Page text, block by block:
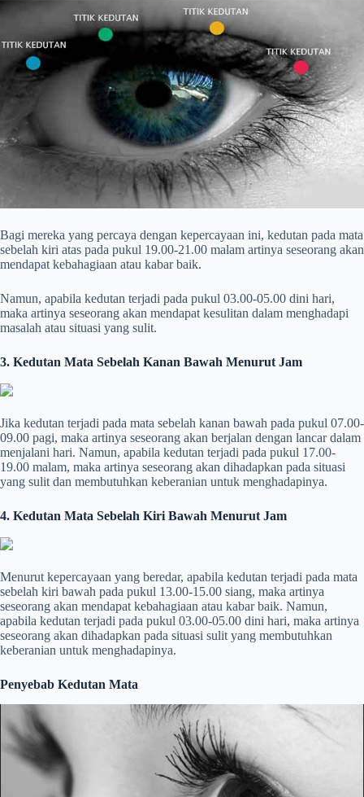
Bagi mereka yang percaya dengan kepercayaan ini, kedutan pada mata
sebelah kiri atas pada pukul 19.00-21.00 malam artinya seseorang akan
mendapat kebahagiaan atau kabar baik.
Namun, apabila kedutan terjadi pada pukul 03.00-05.00 dini hari,
maka artinya seseorang akan mendapat kesulitan dalam menghadapi
masalah atau situasi yang sulit.
3. Kedutan Mata Sebelah Kanan Bawah Menurut Jam
Jika kedutan terjadi pada mata sebelah kanan bawah pada pukul 07.00-
09.00 pagi, maka artinya seseorang akan berjalan dengan lancar dalam
menjalani hari. Namun, apabila kedutan terjadi pada pukul 17.00-
19.00 malam, maka artinya seseorang akan dihadapkan pada situasi
yang sulit dan membutuhkan keberanian untuk menghadapinya.
4. Kedutan Mata Sebelah Kiri Bawah Menurut Jam
Menurut kepercayaan yang beredar, apabila kedutan terjadi pada mata
sebelah kiri bawah pada pukul 13.00-15.00 siang, maka artinya
seseorang akan mendapat kebahagiaan atau kabar baik. Namun,
apabila kedutan terjadi pada pukul 03.00-05.00 dini hari, maka artinya
seseorang akan dihadapkan pada situasi sulit yang membutuhkan
keberanian untuk menghadapinya.
Penyebab Kedutan Mata